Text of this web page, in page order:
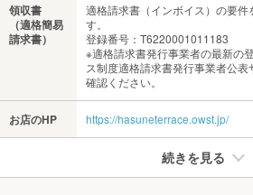
領収書
（適格簡易
請求書）
適格請求書（インボイス）の要件
す。
登録番号：T6220001011183
※適格請求書発行事業者の最新の
ス制度適格請求書発行事業者公
確認ください。
お店のHP https://hasuneterrace.owst.jp/
続きを見る